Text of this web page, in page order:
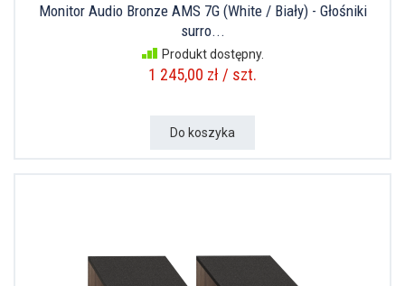
Monitor Audio Bronze AMS 7G (White / Biały) - Głośniki
surro...
Produkt dostępny.
1 245,00 zł / szt.
Do koszyka